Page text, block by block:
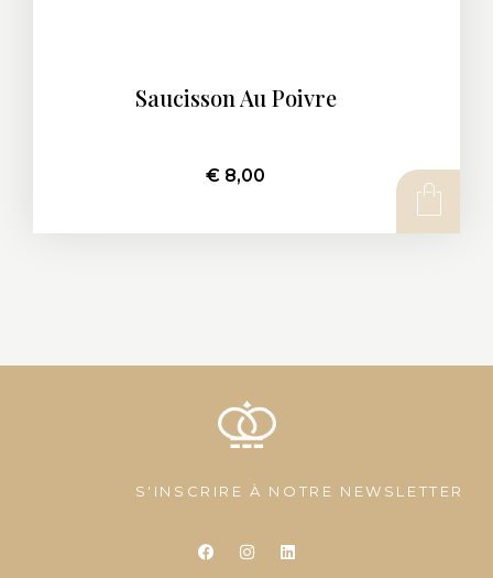
Saucisson Au Poivre
€ 8,00
S'INSCRIRE À NOTRE NEWSLETTER